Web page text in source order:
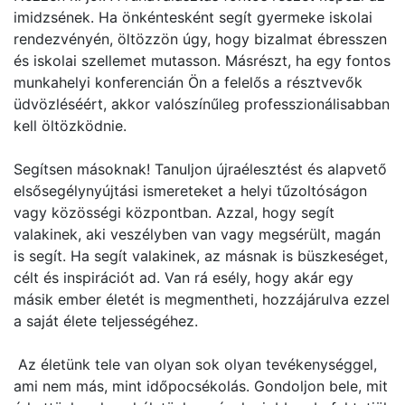
imidzsének. Ha önkéntesként segít gyermeke iskolai
rendezvényén, öltözzön úgy, hogy bizalmat ébresszen
és iskolai szellemet mutasson. Másrészt, ha egy fontos
munkahelyi konferencián Ön a felelős a résztvevők
üdvözléséért, akkor valószínűleg professzionálisabban
kell öltözködnie.
Segítsen másoknak! Tanuljon újraélesztést és alapvető
elsősegélynyújtási ismereteket a helyi tűzoltóságon
vagy közösségi központban. Azzal, hogy segít
valakinek, aki veszélyben van vagy megsérült, magán
is segít. Ha segít valakinek, az másnak is büszkeséget,
célt és inspirációt ad. Van rá esély, hogy akár egy
másik ember életét is megmentheti, hozzájárulva ezzel
a saját élete teljességéhez.
Az életünk tele van olyan sok olyan tevékenységgel,
ami nem más, mint időpocsékolás. Gondoljon bele, mit